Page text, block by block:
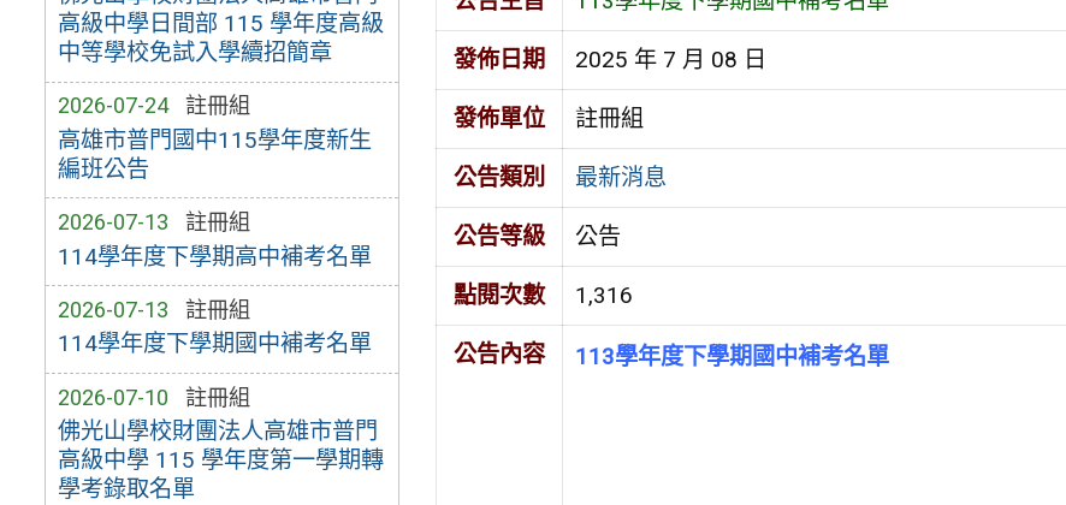
高級中學日間部 115 學年度高級
中等學校免試入學續招簡章
2026-07-24 註冊組
高雄市普門國中115學年度新生
編班公告
2026-07-13 註冊組
114學年度下學期高中補考名單
2026-07-13 註冊組
114學年度下學期國中補考名單
2026-07-10 註冊組
佛光山學校財團法人高雄市普門
高級中學 115 學年度第一學期轉
學考錄取名單
發佈日期 2025 年 7 月 08 日
發佈單位 註冊組
公告類別 最新消息
公告等級 公告
點閱次數 1,316
公告內容 113學年度下學期國中補考名單